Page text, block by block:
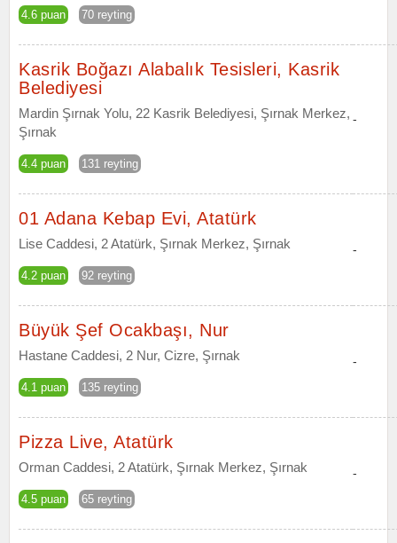
4.6 puan 70 reyting
Kasrik Boğazı Alabalık Tesisleri, Kasrik
Belediyesi
Mardin Şırnak Yolu, 22 Kasrik Belediyesi, Şırnak Merkez,
Şırnak
4.4 puan 131 reyting
-
01 Adana Kebap Evi, Atatürk
Lise Caddesi, 2 Atatürk, Şırnak Merkez, Şırnak
4.2 puan 92 reyting
-
Büyük Şef Ocakbaşı, Nur
Hastane Caddesi, 2 Nur, Cizre, Şırnak
4.1 puan 135 reyting
-
Pizza Live, Atatürk
Orman Caddesi, 2 Atatürk, Şırnak Merkez, Şırnak
4.5 puan 65 reyting
-